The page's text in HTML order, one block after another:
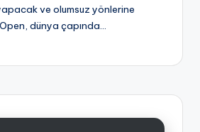
ve olumsuz yönlerine
dünya çapında…